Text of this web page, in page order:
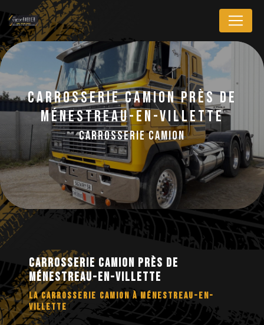
Carrosserie camion près de
Ménestreau-en-Villette
Carrosserie camion
Carrosserie camion près de
Ménestreau-en-Villette
LA CARROSSERIE CAMION À MÉNESTREAU-EN-
VILLETTE
Panneau de gestion des cookies